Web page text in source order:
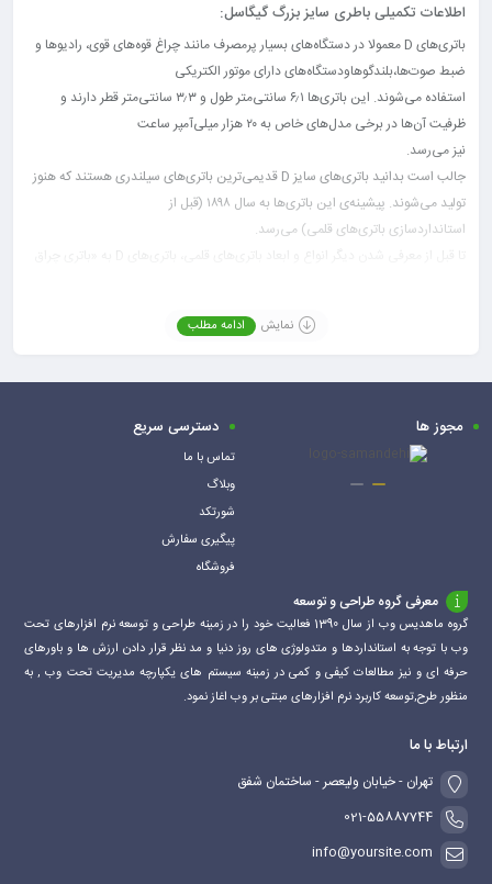
اطلاعات تکمیلی باطری سایز بزرگ گیگاسل:
باتری‌های D معمولا در دستگاه‌های بسیار پرمصرف مانند چراغ قوه‌های قوی، رادیوها و
ضبط صوت‌ها،بلندگوهاودستگاه‌های دارای موتور الکتریکی
استفاده می‌شوند. این باتری‌ها ۶٫۱ سانتی‌متر طول و ۳٫۳ سانتی‌متر قطر دارند و
ظرفیت آن‌ها در برخی مدل‌های خاص به ۲۰ هزار میلی‌آمپر ساعت
نیز می‌رسد.
جالب است بدانید باتری‌های سایز D قدیمی‌ترین باتری‌های سیلندری هستند که هنوز
تولید می‌شوند. پیشینه‌ی این باتری‌ها به سال ۱۸۹۸ (قبل از
استانداردسازی باتری‌های قلمی) می‌رسد.
نمایش ادامه مطلب
مجوز ها دسترسی سریع
تماس با ما
وبلاگ
شورتکد
پیگیری سفارش
فروشگاه
معرفی گروه طراحی و توسعه
گروه ماهدیس وب از سال 1390 فعالیت خود را در زمینه طراحی و توسعه نرم افزارهای تحت
وب با توجه به استانداردها و متدولوژی های روز دنیا و مد نظر قرار دادن ارزش ها و باورهای
حرفه ای و نیز مطالعات کیفی و کمی در زمینه سیستم های یکپارچه مدیریت تحت وب , به
منظور طرح,توسعه کاربرد نرم افزارهای مبتنی بر وب اغاز نمود.
ارتباط با ما
تهران - خیابان ولیعصر - ساختمان شفق
021-55887744
info@yoursite.com